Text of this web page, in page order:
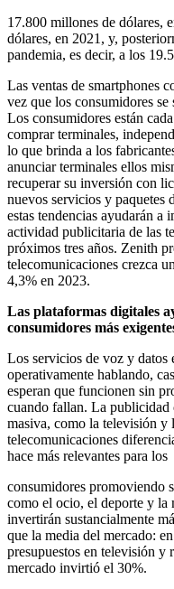
17.800 millones de dólares,
dólares, en 2021, y,
pandemia, es decir, a los
Las ventas de smartphones
vez que los consumidores se
Los consumidores están
comprar terminales,
lo que brinda a los
anunciar terminales ellos
recuperar su inversión con
nuevos servicios y paquetes
estas tendencias ayudarán a
actividad publicitaria de las
próximos tres años. Zenith
telecomunicaciones crezca
4,3% en 2023.
Las plataformas digitales
consumidores más
Los servicios de voz y datos
operativamente hablando,
esperan que funcionen sin
cuando fallan. La publicidad
masiva, como la televisión y
telecomunicaciones
hace más relevantes para los
consumidores promoviendo
como el ocio, el deporte y la
invertirán sustancialmente
que la media del mercado:
presupuestos en televisión y
mercado invirtió el 30%.